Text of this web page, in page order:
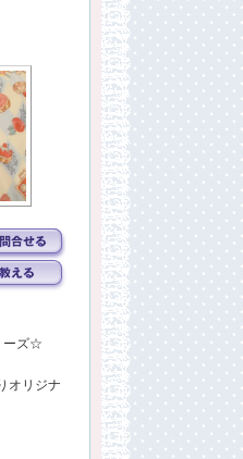
ーズ☆
オリジナ